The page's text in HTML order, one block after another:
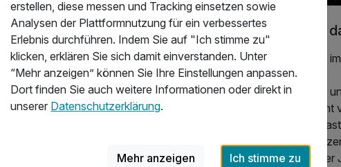
4 Gang Menü
Wir haben uns sehr woll gefühlt. Gemütliche
Das Beste ist die Küche. Alles hat gut
schön organisiert. Ich kann nur empfehlen. Danke
Über
Urlaub
Urlaub
im
Zu jeder
erstellen, diese messen und Tracking einsetzen sowie
Analysen der Plattformnutzung für ein verbessertes
Erlebnis durchführen. Indem Sie auf "Ich stimme zu"
klicken, erklären Sie sich damit einverstanden. Unter
“Mehr anzeigen” können Sie Ihre Einstellungen anpassen.
Dort finden Sie auch weitere Informationen oder direkt in
unserer Datenschutzerklärung.
Mehr anzeigen Ich stimme zu